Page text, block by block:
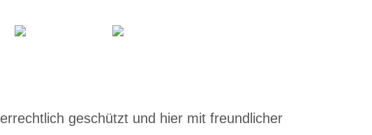
geschützt und hier mit freundlicher